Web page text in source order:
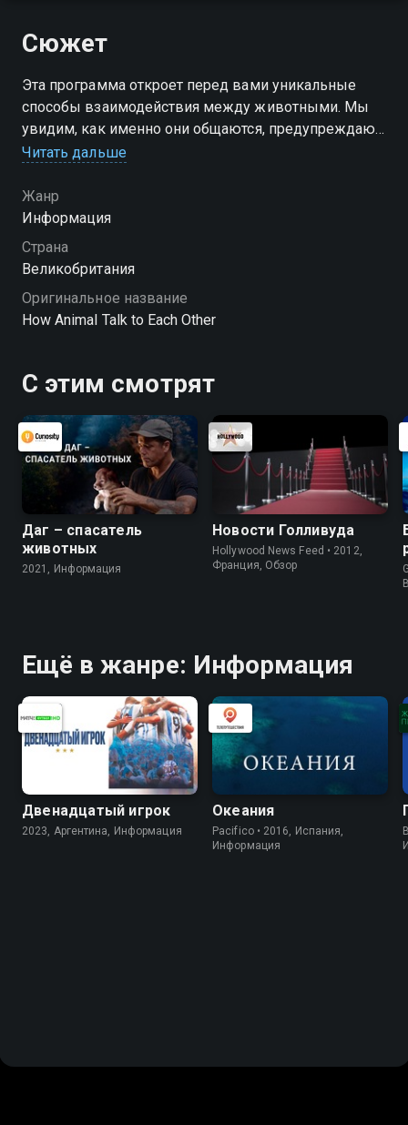
Сюжет
Эта программа откроет перед вами уникальные
способы взаимодействия между животными. Мы
увидим, как именно они общаются, предупреждают
об опасности, выражают чувства и даже
Читать дальше
Жанр
Информация
Страна
Великобритания
Оригинальное название
How Animal Talk to Each Other
С этим смотрят
Даг – спасатель
животных
2021, Информация
Новости Голливуда
Hollywood News Feed • 2012,
Франция, Обзор
Ещё в жанре: Информация
Двенадцатый игрок
2023, Аргентина, Информация
Океания
Pacifico • 2016, Испания,
Информация